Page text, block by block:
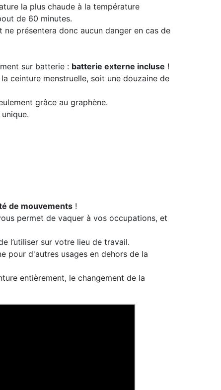
la plus chaude à la température
de 60 minutes.
présentera donc aucun danger en cas de
sur batterie : batterie externe incluse !
ceinture menstruelle, soit une douzaine de
grâce au graphène.
de mouvements !
permet de vaquer à vos occupations, et
l’utiliser sur votre lieu de travail.
pour d'autres usages en dehors de la
entièrement, le changement de la